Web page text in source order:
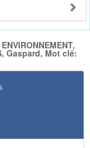
Gaspard, Mot clé: